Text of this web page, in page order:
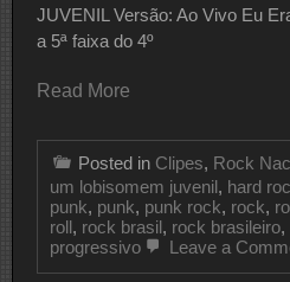
JUVENIL Versão: Ao Vivo Eu
a 5ª faixa do 4º
Read More
Posted in Clipes, Rock
um lobisomem juvenil, hard
punk, punk, punk rock, rock,
roll, rock brasil, rock brasileiro,
progressivo
Leave a